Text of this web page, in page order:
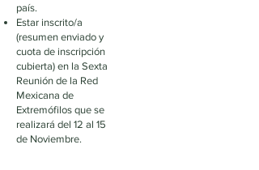
país.
Estar inscrito/a
(resumen enviado y
cuota de inscripción
cubierta) en la Sexta
Reunión de la Red
Mexicana de
Extremófilos que se
realizará del 12 al 15
de Noviembre.